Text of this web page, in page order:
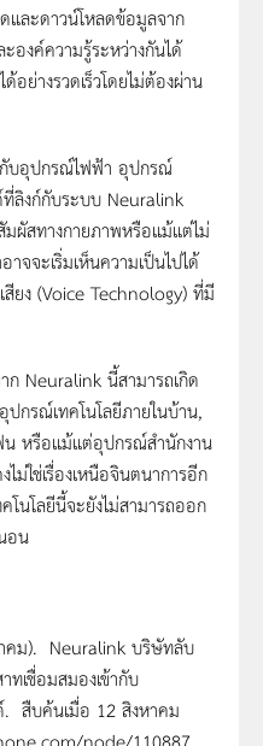
ะดาวน์โหลดข้อมูลจาก
องค์ความรู้ระหว่างกันได้
ด้อย่างรวดเร็วโดยไม่ต้องผ่าน
อุปกรณ์ไฟฟ้า อุปกรณ์
ที่ลิงก์กับระบบ Neuralink
ผัสทางกายภาพหรือแม้แต่ไม่
าจจะเริ่มเห็นความเป็นไปได้
สียง (Voice Technology) ที่มี
Neuralink นี้สามารถเกิด
ปกรณ์เทคโนโลยีภายในบ้าน,
หรือแม้แต่อุปกรณ์สำนักงาน
ม่ใช่เรื่องเหนือจินตนาการอีก
นโลยีนี้จะยังไม่สามารถออก
อน
คม). Neuralink บริษัทลับ
เชื่อมสมองเข้ากับ
. สืบค้นเมื่อ 12 สิงหาคม